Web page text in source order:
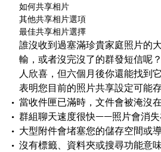
如何共享相片
其他共享相片選項
最佳共享相片選擇
誰沒收到過塞滿珍貴家庭照片的
輸，或者沒完沒了的群發短信呢
人欣喜，但六個月後你還能找到
表明您目前的照片共享設定可能
當收件匣已滿時，文件會被淹沒
群組聊天速度很快——照片會消失
大型附件會堵塞您的儲存空間或
沒有標籤、資料夾或搜尋功能意